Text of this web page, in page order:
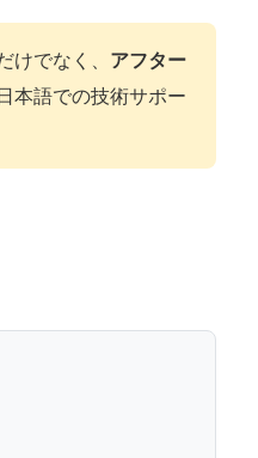
でなく、 アフター
本語での技術サポー